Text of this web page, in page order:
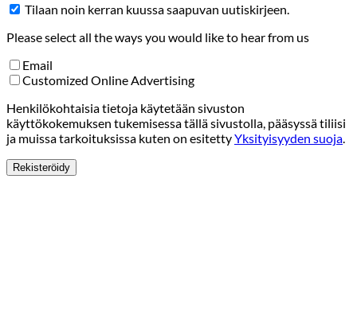
Tilaan noin kerran kuussa saapuvan uutiskirjeen.
Please select all the ways you would like to hear from us
Email
Customized Online Advertising
Henkilökohtaisia tietoja käytetään sivuston
käyttökokemuksen tukemisessa tällä sivustolla, pääsyssä tiliisi
ja muissa tarkoituksissa kuten on esitettyYksityisyyden suoja
Rekisteröidy